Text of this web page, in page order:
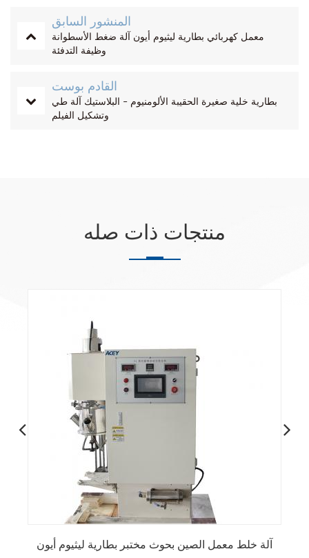
المنشور السابق
معمل كهربائي بطارية ليثيوم أيون آلة ضغط الأسطوانة
وظيفة التدفئة
القادم بوست
بطارية خلية صغيرة الحقيبة الألومنيوم - البلاستيك آلة طي
وتشكيل الفيلم
منتجات ذات صله
آلة خلط معمل الصين بحوث مختبر بطارية ليثيوم أيون